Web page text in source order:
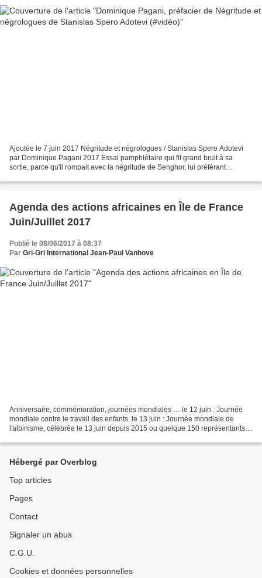
Ajoutée le 7 juin 2017 Négritude et négrologues / Stanislas Spero Adotevi
par Dominique Pagani 2017 Essai pamphlétaire qui fit grand bruit à sa
sortie, parce qu'il rompait avec la négritude de Senghor, lui préférant
Agenda des actions africaines en Île de France
Juin/Juillet 2017
Publié le 08/06/2017 à 08:37
Par Gri-Gri International Jean-Paul Vanhove
Anniversaire, commémoration, journées mondiales … le 12 juin : Journée
mondiale contre le travail des enfants. le 13 juin : Journée mondiale de
l'albinisme, célébrée le 13 juin depuis 2015 ou quelque 150 représentants
Hébergé par Overblog
Top articles
Pages
Contact
Signaler un abus
C.G.U.
Cookies et données personnelles